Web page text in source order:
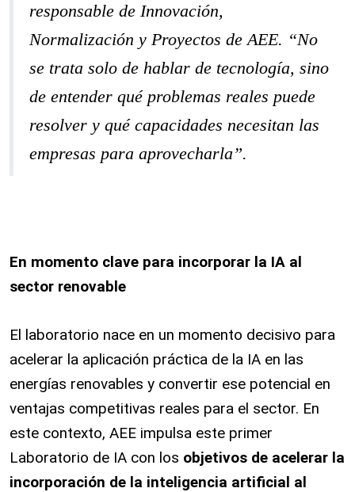
responsable de Innovación,
Normalización y Proyectos de AEE. “No
se trata solo de hablar de tecnología, sino
de entender qué problemas reales puede
resolver y qué capacidades necesitan las
empresas para aprovecharla”.
En momento clave para incorporar la IA al
sector renovable
El laboratorio nace en un momento decisivo para
acelerar la aplicación práctica de la IA en las
energías renovables y convertir ese potencial en
ventajas competitivas reales para el sector. En
este contexto, AEE impulsa este primer
Laboratorio de IA con los objetivos de acelerar la
incorporación de la inteligencia artificial al